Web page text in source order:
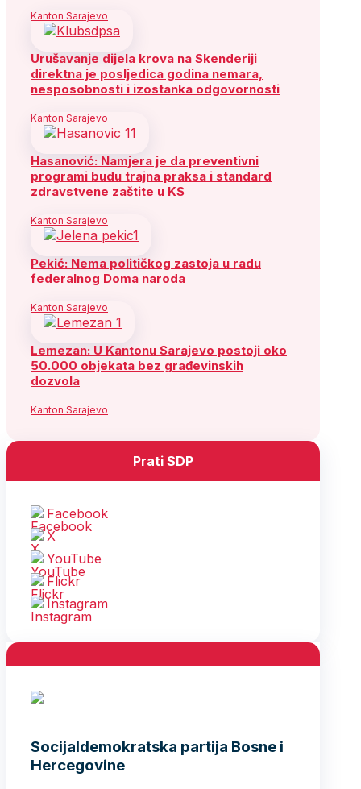
Kanton Sarajevo
Urušavanje dijela krova na Skenderiji
direktna je posljedica godina nemara,
nesposobnosti i izostanka odgovornosti
Kanton Sarajevo
Hasanović: Namjera je da preventivni
programi budu trajna praksa i standard
zdravstvene zaštite u KS
Kanton Sarajevo
Pekić: Nema političkog zastoja u radu
federalnog Doma naroda
Kanton Sarajevo
Lemezan: U Kantonu Sarajevo postoji oko
50.000 objekata bez građevinskih
dozvola
Kanton Sarajevo
Prati SDP
Facebook
X
YouTube
Flickr
Instagram
Socijaldemokratska partija Bosne i
Hercegovine